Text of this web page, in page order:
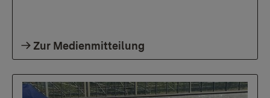
Zur Medienmitteilung